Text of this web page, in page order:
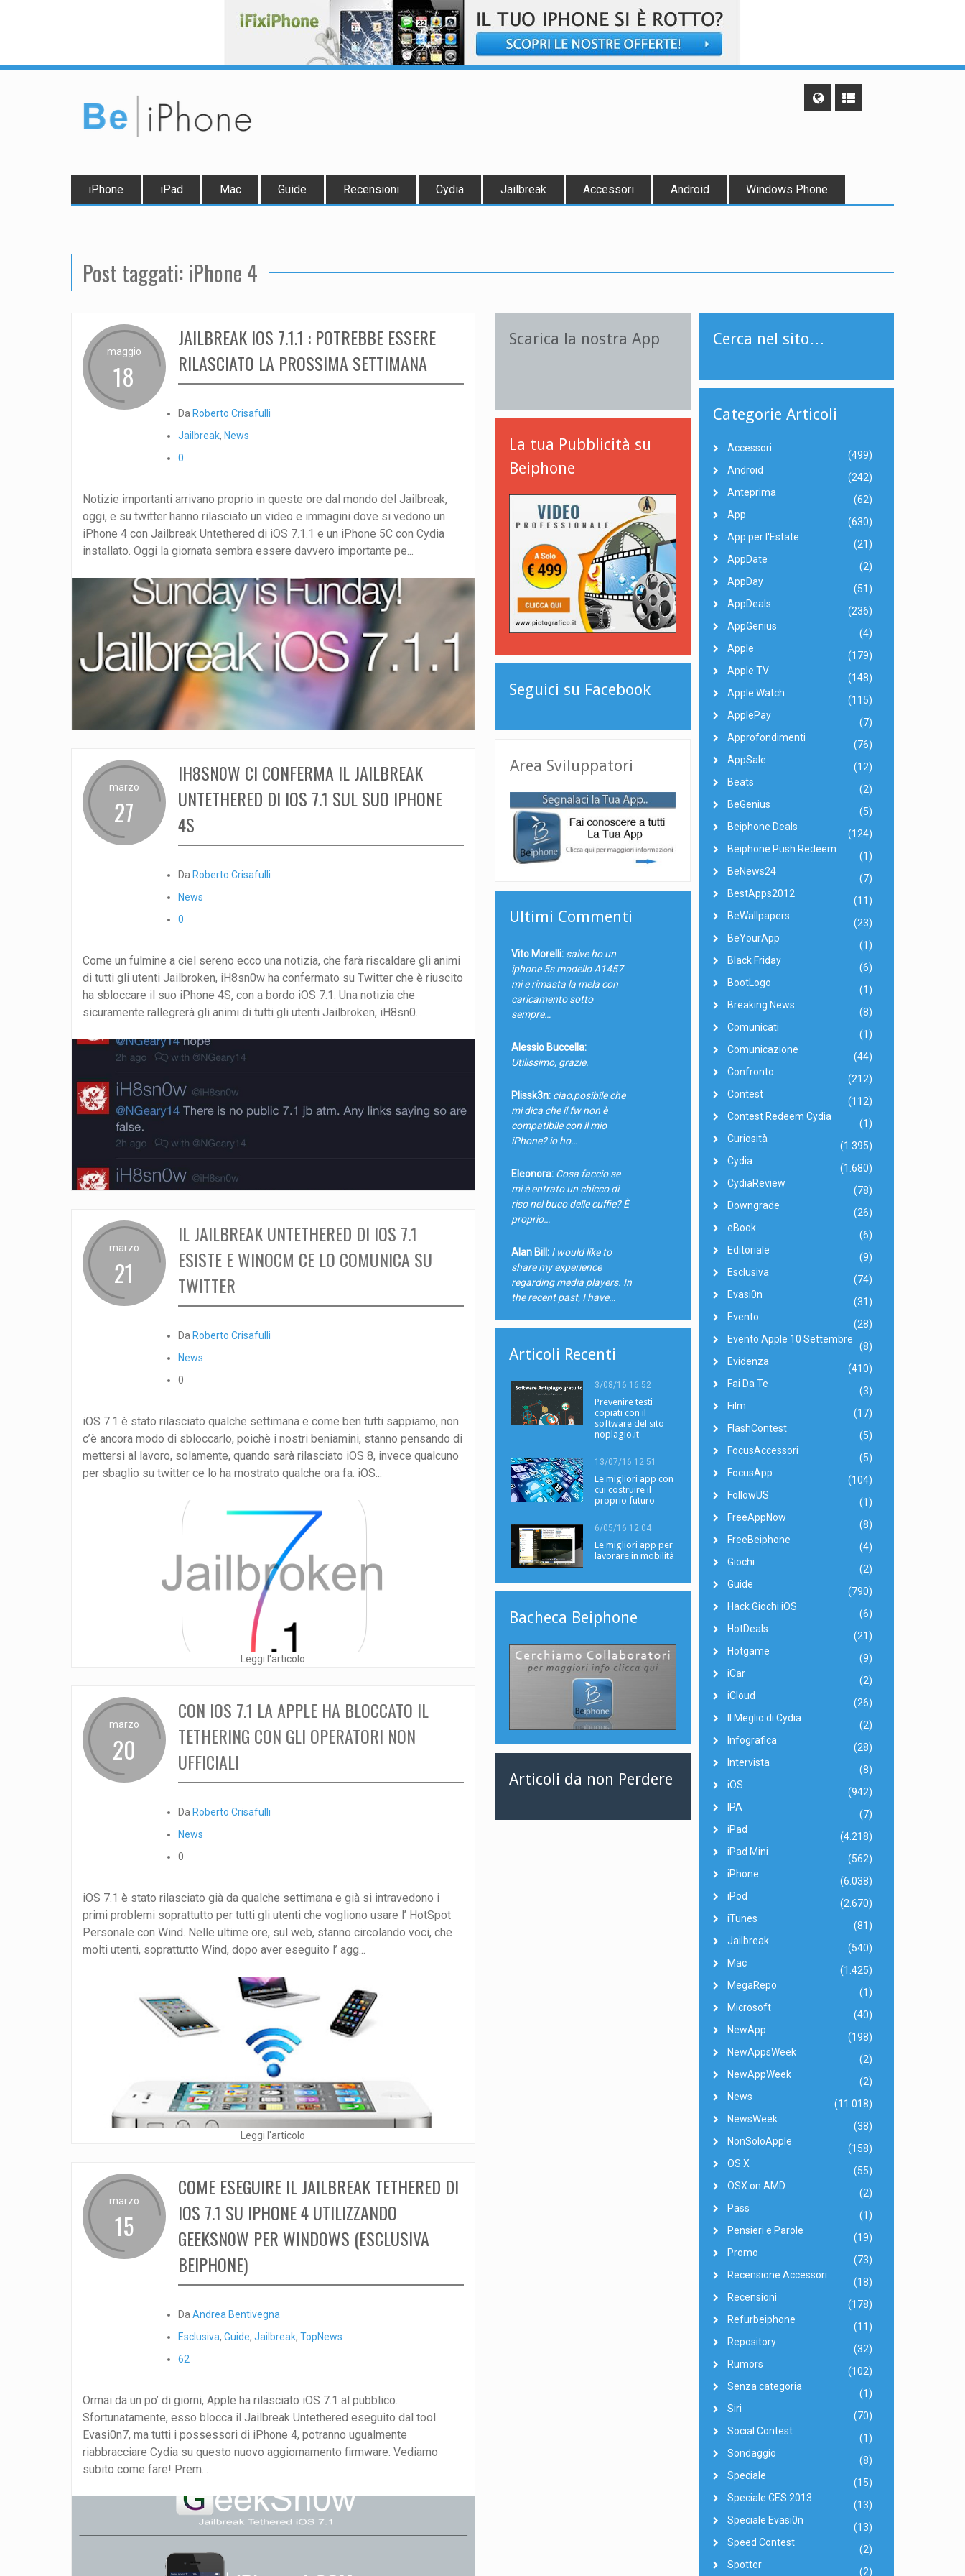
iPhone iPad Mac Guide Recensioni Cydia Jailbreak Accessori Android Windows Phone
Post taggati: iPhone 4
maggio
18
JAILBREAK IOS 7.1.1 : POTREBBE ESSERE
RILASCIATO LA PROSSIMA SETTIMANA
Da Roberto Crisafulli
Jailbreak, News
0
Notizie importanti arrivano proprio in queste ore dal mondo del Jailbreak,
oggi, e su twitter hanno rilasciato un video e immagini dove si vedono un
iPhone 4 con Jailbreak Untethered di iOS 7.1.1 e un iPhone 5C con Cydia
installato. Oggi la giornata sembra essere davvero importante pe...
marzo
27
IH8SN0W CI CONFERMA IL JAILBREAK
UNTETHERED DI IOS 7.1 SUL SUO IPHONE
4S
Da Roberto Crisafulli
News
0
Come un fulmine a ciel sereno ecco una notizia, che farà riscaldare gli animi
di tutti gli utenti Jailbroken, iH8sn0w ha confermato su Twitter che è riuscito
ha sbloccare il suo iPhone 4S, con a bordo iOS 7.1. Una notizia che
sicuramente rallegrerà gli animi di tutti gli utenti Jailbroken, iH8sn0...
marzo
21
IL JAILBREAK UNTETHERED DI IOS 7.1
ESISTE E WINOCM CE LO COMUNICA SU
TWITTER
Da Roberto Crisafulli
News
0
iOS 7.1 è stato rilasciato qualche settimana e come ben tutti sappiamo, non
c’è ancora modo di sbloccarlo, poichè i nostri beniamini, stanno pensando di
mettersi al lavoro, solamente, quando sarà rilasciato iOS 8, invece qualcuno
per sbaglio su twitter ce lo ha mostrato qualche ora fa. iOS...
Leggi l'articolo
marzo
20
CON IOS 7.1 LA APPLE HA BLOCCATO IL
TETHERING CON GLI OPERATORI NON
UFFICIALI
Da Roberto Crisafulli
News
0
iOS 7.1 è stato rilasciato già da qualche settimana e già si intravedono i
primi problemi soprattutto per tutti gli utenti che vogliono usare l’ HotSpot
Personale con Wind. Nelle ultime ore, sul web, stanno circolando voci, che
molti utenti, soprattutto Wind, dopo aver eseguito l’ agg...
Leggi l'articolo
marzo
15
COME ESEGUIRE IL JAILBREAK TETHERED DI
IOS 7.1 SU IPHONE 4 UTILIZZANDO
GEEKSN0W PER WINDOWS (ESCLUSIVA
BEIPHONE)
Da Andrea Bentivegna
Esclusiva, Guide, Jailbreak, TopNews
62
Ormai da un po’ di giorni, Apple ha rilasciato iOS 7.1 al pubblico.
Sfortunatamente, esso blocca il Jailbreak Untethered eseguito dal tool
Evasi0n7, ma tutti i possessori di iPhone 4, potranno ugualmente
riabbracciare Cydia su questo nuovo aggiornamento firmware. Vediamo
subito come fare! Prem...
Scarica la nostra App
La tua Pubblicità su
Beiphone
Seguici su Facebook
Area Sviluppatori
Ultimi Commenti
Vito Morelli: salve ho un
iphone 5s modello A1457
mi e rimasta la mela con
caricamento sotto
sempre…
Alessio Buccella:
Utilissimo, grazie.
Plissk3n: ciao,posibile che
mi dica che il fw non è
compatibile con il mio
iPhone? io ho…
Eleonora: Cosa faccio se
mi è entrato un chicco di
riso nel buco delle cuffie? È
proprio…
Alan Bill: I would like to
share my experience
regarding media players. In
the recent past, I have…
Articoli Recenti
3/08/16 16:52
Prevenire testi
copiati con il
software del sito
noplagio.it
13/07/16 12:51
Le migliori app con
cui costruire il
proprio futuro
6/05/16 12:04
Le migliori app per
lavorare in mobilità
Bacheca Beiphone
Articoli da non Perdere
Cerca nel sito…
Categorie Articoli
Accessori
(499)
Android
(242)
Anteprima
(62)
App
(630)
App per l'Estate
(21)
AppDate
(2)
AppDay
(51)
AppDeals
(236)
AppGenius
(4)
Apple
(179)
Apple TV
(148)
Apple Watch
(115)
ApplePay
(7)
Approfondimenti
(76)
AppSale
(12)
Beats
(2)
BeGenius
(5)
Beiphone Deals
(124)
Beiphone Push Redeem
(1)
BeNews24
(7)
BestApps2012
(11)
BeWallpapers
(23)
BeYourApp
(1)
Black Friday
(6)
BootLogo
(1)
Breaking News
(8)
Comunicati
(1)
Comunicazione
(44)
Confronto
(212)
Contest
(112)
Contest Redeem Cydia
(1)
Curiosità
(1.395)
Cydia
(1.680)
CydiaReview
(78)
Downgrade
(26)
eBook
(6)
Editoriale
(9)
Esclusiva
(74)
Evasi0n
(31)
Evento
(28)
Evento Apple 10 Settembre
(8)
Evidenza
(410)
Fai Da Te
(3)
Film
(17)
FlashContest
(5)
FocusAccessori
(5)
FocusApp
(104)
FollowUS
(1)
FreeAppNow
(8)
FreeBeiphone
(4)
Giochi
(2)
Guide
(790)
Hack Giochi iOS
(6)
HotDeals
(21)
Hotgame
(9)
iCar
(2)
iCloud
(26)
Il Meglio di Cydia
(2)
Infografica
(28)
Intervista
(8)
iOS
(942)
IPA
(7)
iPad
(4.218)
iPad Mini
(562)
iPhone
(6.038)
iPod
(2.670)
iTunes
(81)
Jailbreak
(540)
Mac
(1.425)
MegaRepo
(1)
Microsoft
(40)
NewApp
(198)
NewAppsWeek
(2)
NewAppWeek
(2)
News
(11.018)
NewsWeek
(38)
NonSoloApple
(158)
OS X
(55)
OSX on AMD
(2)
Pass
(1)
Pensieri e Parole
(19)
Promo
(73)
Recensione Accessori
(18)
Recensioni
(178)
Refurbeiphone
(11)
Repository
(32)
Rumors
(102)
Senza categoria
(1)
Siri
(70)
Social Contest
(1)
Sondaggio
(8)
Speciale
(15)
Speciale CES 2013
(13)
Speciale Evasi0n
(13)
Speed Contest
(2)
Spotter
(2)